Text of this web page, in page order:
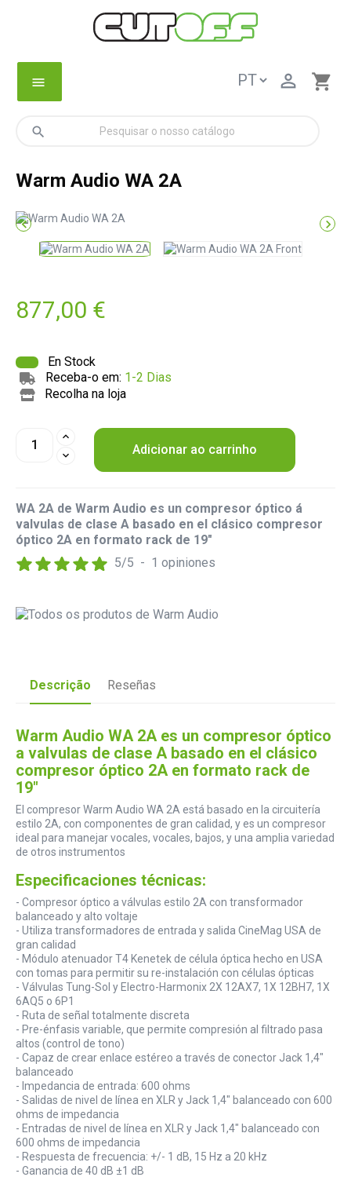
menu shopping_cart

search
Warm Audio WA 2A
 
877,00 €
En Stock
Receba-o em: 1-2 Dias
Recolha na loja
Adicionar ao carrinho
WA 2A de Warm Audio es un compresor óptico á
valvulas de clase A basado en el clásico compresor
óptico 2A en formato rack de 19"
5/5 - 1 opiniones
Descrição Reseñas
Warm Audio WA 2A es un compresor óptico
a valvulas de clase A basado en el clásico
compresor óptico 2A en formato rack de
19"
El compresor Warm Audio WA 2A está basado en la circuitería
estilo 2A, con componentes de gran calidad, y es un compresor
ideal para manejar vocales, vocales, bajos, y una amplia variedad
de otros instrumentos
Especificaciones técnicas:
- Compresor óptico a válvulas estilo 2A con transformador
balanceado y alto voltaje
- Utiliza transformadores de entrada y salida CineMag USA de
gran calidad
- Módulo atenuador T4 Kenetek de célula óptica hecho en USA
con tomas para permitir su re-instalación con células ópticas
- Válvulas Tung-Sol y Electro-Harmonix 2X 12AX7, 1X 12BH7, 1X
6AQ5 o 6P1
- Ruta de señal totalmente discreta
- Pre-énfasis variable, que permite compresión al filtrado pasa
altos (control de tono)
- Capaz de crear enlace estéreo a través de conector Jack 1,4"
balanceado
- Impedancia de entrada: 600 ohms
- Salidas de nivel de línea en XLR y Jack 1,4" balanceado con 600
ohms de impedancia
- Entradas de nivel de línea en XLR y Jack 1,4" balanceado con
600 ohms de impedancia
- Respuesta de frecuencia: +/- 1 dB, 15 Hz a 20 kHz
- Ganancia de 40 dB ±1 dB